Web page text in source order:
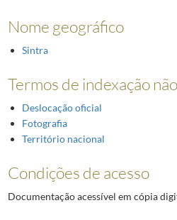
Nome geográfico
Sintra
Termos de indexação
Deslocação oficial
Fotografia
Território nacional
Condições de acesso
Documentação acessível em cópia